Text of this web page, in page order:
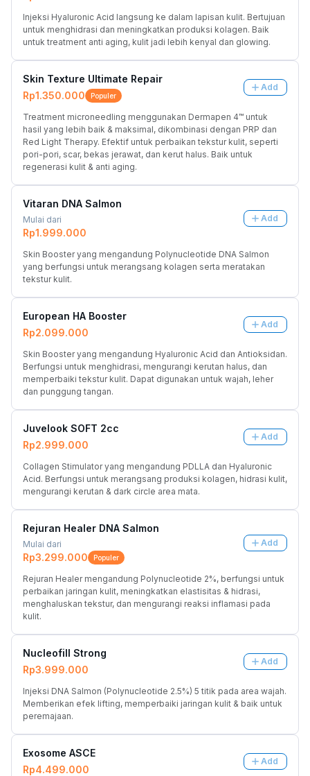
Injeksi Hyaluronic Acid langsung ke dalam lapisan kulit. Bertujuan
untuk menghidrasi dan meningkatkan produksi kolagen. Baik
untuk treatment anti aging, kulit jadi lebih kenyal dan glowing.
Skin Texture Ultimate Repair
Rp1.350.000
Populer
Add
Treatment microneedling menggunakan Dermapen 4™ untuk
hasil yang lebih baik & maksimal, dikombinasi dengan PRP dan
Red Light Therapy. Efektif untuk perbaikan tekstur kulit, seperti
pori-pori, scar, bekas jerawat, dan kerut halus. Baik untuk
regenerasi kulit & anti aging.
Vitaran DNA Salmon
Mulai dari
Rp1.999.000
Add
Skin Booster yang mengandung Polynucleotide DNA Salmon
yang berfungsi untuk merangsang kolagen serta meratakan
tekstur kulit.
European HA Booster
Rp2.099.000
Add
Skin Booster yang mengandung Hyaluronic Acid dan Antioksidan.
Berfungsi untuk menghidrasi, mengurangi kerutan halus, dan
memperbaiki tekstur kulit. Dapat digunakan untuk wajah, leher
dan punggung tangan.
Juvelook SOFT 2cc
Rp2.999.000
Add
Collagen Stimulator yang mengandung PDLLA dan Hyaluronic
Acid. Berfungsi untuk merangsang produksi kolagen, hidrasi kulit,
mengurangi kerutan & dark circle area mata.
Rejuran Healer DNA Salmon
Mulai dari
Rp3.299.000 Populer
Add
Rejuran Healer mengandung Polynucleotide 2%, berfungsi untuk
perbaikan jaringan kulit, meningkatkan elastisitas & hidrasi,
menghaluskan tekstur, dan mengurangi reaksi inflamasi pada
kulit.
Nucleofill Strong
Rp3.999.000
Add
Injeksi DNA Salmon (Polynucleotide 2.5%) 5 titik pada area wajah.
Memberikan efek lifting, memperbaiki jaringan kulit & baik untuk
peremajaan.
Exosome ASCE
Rp4.499.000
Add